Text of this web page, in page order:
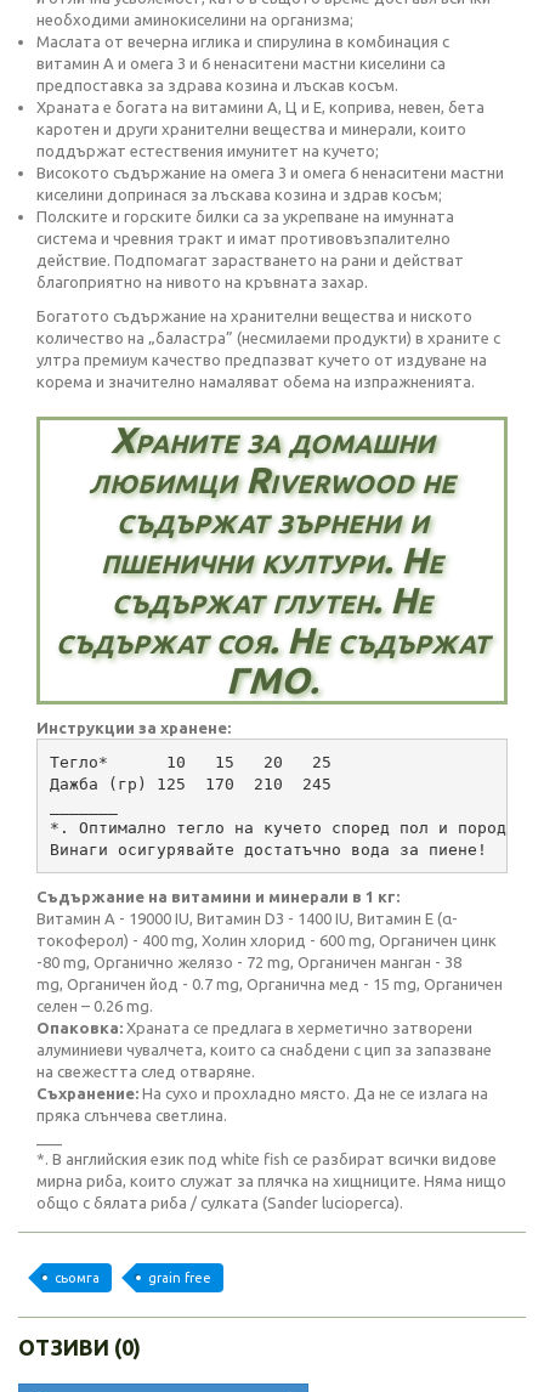
необходими аминокиселини на организма;
Маслата от вечерна иглика и спирулина в комбинация с
витамин А и омега 3 и 6 ненаситени мастни киселини са
предпоставка за здрава козина и лъскав косъм.
Храната е богата на витамини А, Ц и Е, коприва, невен, бета
каротен и други хранителни вещества и минерали, които
поддържат естествения имунитет на кучето;
Високото съдържание на омега 3 и омега 6 ненаситени мастни
киселини допринася за лъскава козина и здрав косъм;
Полските и горските билки са за укрепване на имунната
система и чревния тракт и имат противовъзпалително
действие. Подпомагат зарастването на рани и действат
благоприятно на нивото на кръвната захар.
Богатото съдържание на хранителни вещества и ниското
количество на „баластра” (несмилаеми продукти) в храните с
ултра премиум качество предпазват кучето от издуване на
корема и значително намаляват обема на изпражненията.
Храните за домашни
любимци Riverwood не
съдържат зърнени и
пшенични култури. Не
съдържат глутен. Не
съдържат соя. Не съдържат
ГМО.
Инструкции за хранене:
Тегло*      10   15   20   25
Дажба (гр) 125  170  210  245
*. Оптимално тегло на кучето според пол и порода
Винаги осигурявайте достатъчно вода за пиене!
Съдържание на витамини и минерали в 1 кг:
Витамин А - 19000 IU, Витамин D3 - 1400 IU, Витамин Е (α-
токоферол) - 400 mg, Холин хлорид - 600 mg, Органичен цинк
-80 mg, Органично желязо - 72 mg, Органичен манган - 38
mg, Органичен йод - 0.7 mg, Органична мед - 15 mg, Органичен
селен – 0.26 mg.
Опаковка: Храната се предлага в херметично затворени
алуминиеви чувалчета, които са снабдени с цип за запазване
на свежестта след отваряне.
Съхранение: На сухо и прохладно място. Да не се излага на
пряка слънчева светлина.
*. В английския език под white fish се разбират всички видове
мирна риба, които служат за плячка на хищниците. Няма нищо
общо с бялата риба / сулката (Sander lucioperca).
сьомга grain free
ОТЗИВИ (0)